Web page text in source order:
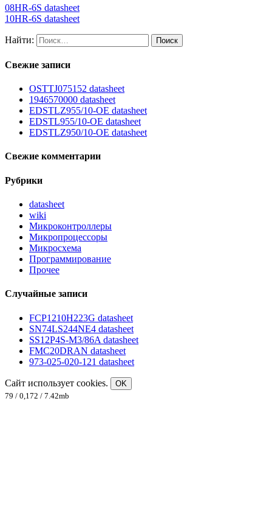
08HR-6S datasheet
10HR-6S datasheet
Найти:
Свежие записи
OSTTJ075152 datasheet
1946570000 datasheet
EDSTLZ955/10-OE datasheet
EDSTL955/10-OE datasheet
EDSTLZ950/10-OE datasheet
Свежие комментарии
Рубрики
datasheet
wiki
Микроконтроллеры
Микропроцессоры
Микросхема
Программирование
Прочее
Случайные записи
FCP1210H223G datasheet
SN74LS244NE4 datasheet
SS12P4S-M3/86A datasheet
FMC20DRAN datasheet
973-025-020-121 datasheet
Сайт использует cookies.
OK
79 / 0,172 / 7.42mb